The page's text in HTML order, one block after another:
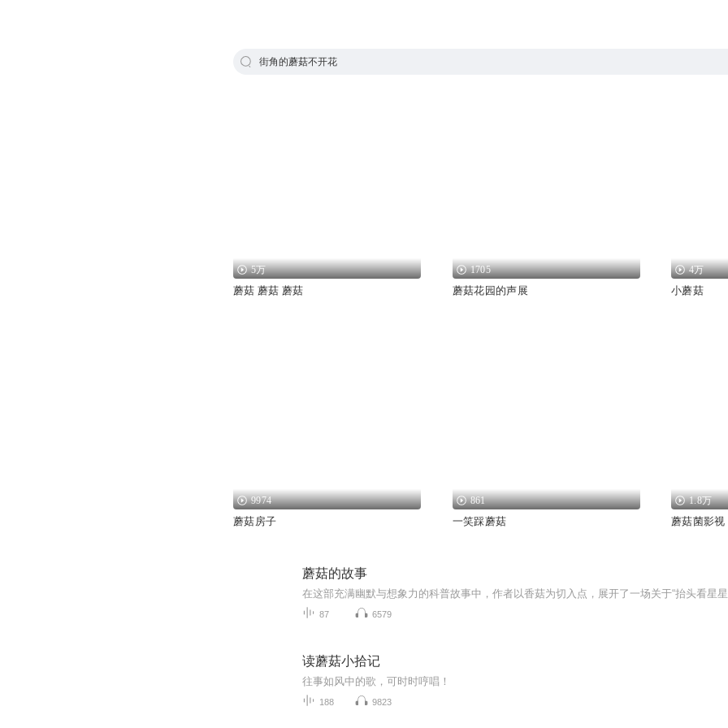
街角的蘑菇不开花
5万
蘑菇 蘑菇 蘑菇
1705
蘑菇花园的声展
4万
小蘑菇
9974
蘑菇房子
861
一笑踩蘑菇
1.8万
蘑菇菌影视
蘑菇的故事
87 6579
读蘑菇小拾记
往事如风中的歌，可时时哼唱！
188 9823